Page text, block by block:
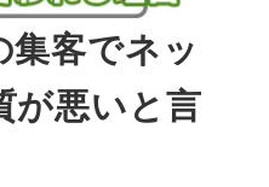
集客でネッ
が悪いと言